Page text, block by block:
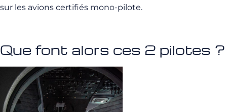
sur les avions certifiés mono-pilote.
Que font alors ces 2 pilotes ?